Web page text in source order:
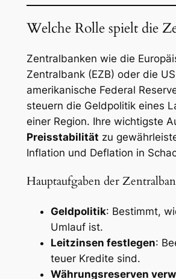
Welche Rolle spielt die
Zentralbanken wie die
Zentralbank (EZB) oder die
amerikanische Federal
steuern die Geldpolitik eines
einer Region. Ihre wichtigste
Preisstabilität zu
Inflation und Deflation in
Hauptaufgaben der
Geldpolitik: Bestimmt,
Umlauf ist.
Leitzinsen festlegen:
teuer Kredite sind.
Währungsreserven